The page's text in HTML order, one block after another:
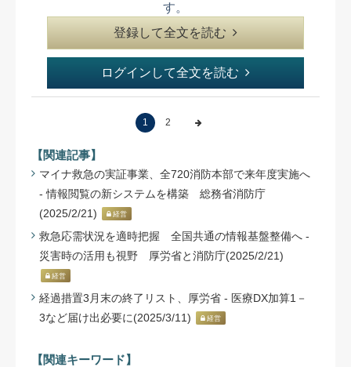
す。
登録して全文を読む
ログインして全文を読む
1 2
【関連記事】
マイナ救急の実証事業、全720消防本部で来年度実施へ
- 情報閲覧の新システムを構築 総務省消防庁
(2025/2/21)
経営
救急応需状況を適時把握 全国共通の情報基盤整備へ -
災害時の活用も視野 厚労省と消防庁(2025/2/21)
経営
経過措置3月末の終了リスト、厚労省 - 医療DX加算1－
3など届け出必要に(2025/3/11)
経営
【関連キーワード】